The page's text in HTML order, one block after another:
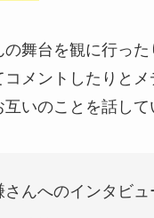
の舞台を観に行っ
コメントしたりと
いのことを話して
さんへのインタビュ